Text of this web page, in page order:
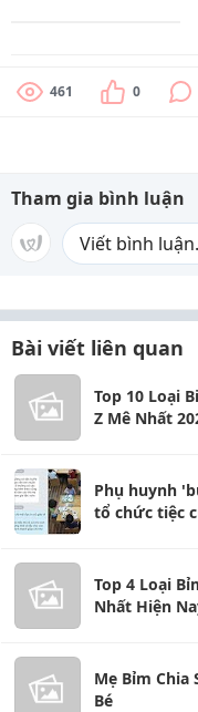
461 0
Tham gia bình luận
Bài viết liên quan
Top 10 Loại
Z Mê Nhất
Phụ huynh
tổ chức tiệc
Top 4 Loại
Nhất Hiện
Mẹ Bỉm Chia
Bé